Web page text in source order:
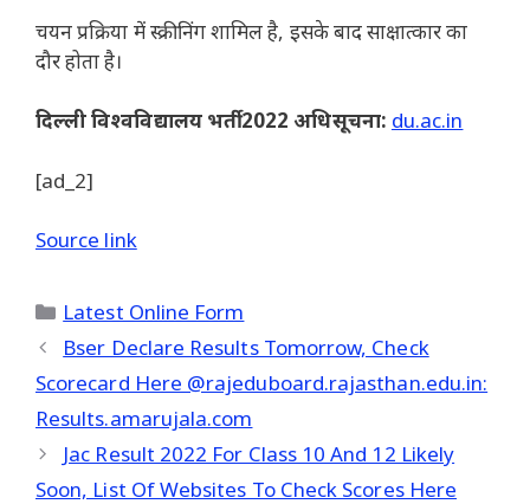
चयन प्रक्रिया में स्क्रीनिंग शामिल है, इसके बाद साक्षात्कार का
दौर होता है।
दिल्ली विश्वविद्यालय भर्ती 2022 अधिसूचना: du.ac.in
[ad_2]
Source link
Categories
Latest Online Form
Bser Declare Results Tomorrow, Check
Scorecard Here @rajeduboard.rajasthan.edu.in:
Results.amarujala.com
Jac Result 2022 For Class 10 And 12 Likely
Soon, List Of Websites To Check Scores Here